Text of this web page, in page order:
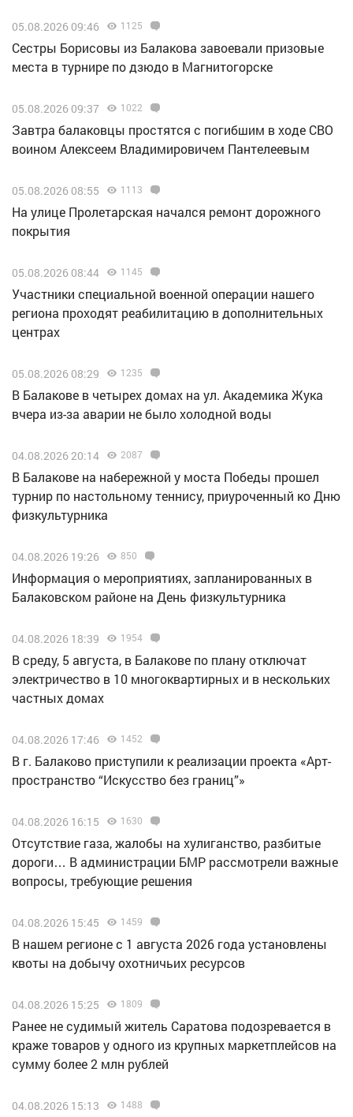
05.08.2026 09:46 1125
Сестры Борисовы из Балакова завоевали призовые
места в турнире по дзюдо в Магнитогорске
05.08.2026 09:37 1022
Завтра балаковцы простятся с погибшим в ходе СВО
воином Алексеем Владимировичем Пантелеевым
05.08.2026 08:55 1113
На улице Пролетарская начался ремонт дорожного
покрытия
05.08.2026 08:44 1145
Участники специальной военной операции нашего
региона проходят реабилитацию в дополнительных
центрах
05.08.2026 08:29 1235
В Балакове в четырех домах на ул. Академика Жука
вчера из-за аварии не было холодной воды
04.08.2026 20:14 2087
В Балакове на набережной у моста Победы прошел
турнир по настольному теннису, приуроченный ко Дню
физкультурника
04.08.2026 19:26 850
Информация о мероприятиях, запланированных в
Балаковском районе на День физкультурника
04.08.2026 18:39 1954
В среду, 5 августа, в Балакове по плану отключат
электричество в 10 многоквартирных и в нескольких
частных домах
04.08.2026 17:46 1452
В г. Балаково приступили к реализации проекта «Арт-
пространство “Искусство без границ”»
04.08.2026 16:15 1630
Отсутствие газа, жалобы на хулиганство, разбитые
дороги… В администрации БМР рассмотрели важные
вопросы, требующие решения
04.08.2026 15:45 1459
В нашем регионе с 1 августа 2026 года установлены
квоты на добычу охотничьих ресурсов
04.08.2026 15:25 1809
Ранее не судимый житель Саратова подозревается в
краже товаров у одного из крупных маркетплейсов на
сумму более 2 млн рублей
04.08.2026 15:13 1488